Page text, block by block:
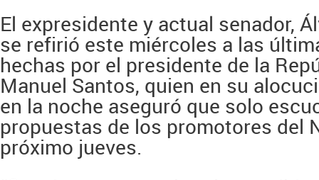
El expresidente y actual senador,
se refirió este miércoles a las
hechas por el presidente de la
Manuel Santos, quien en su
en la noche aseguró que solo
propuestas de los promotores del
próximo jueves.